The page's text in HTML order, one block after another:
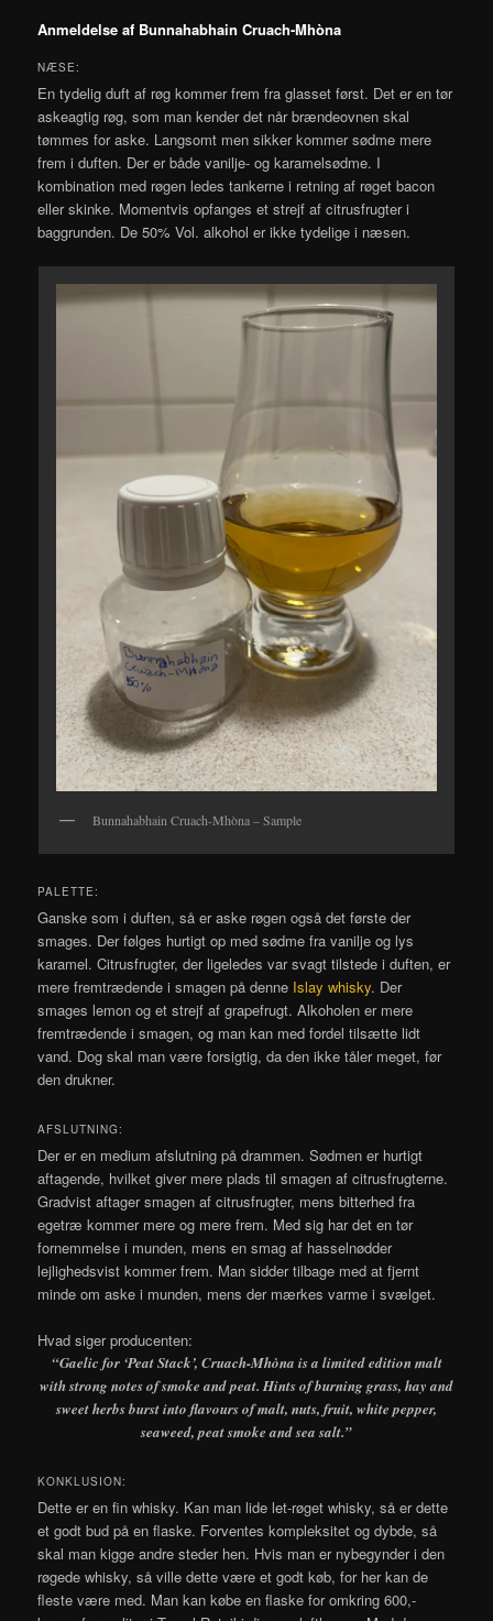
Anmeldelse af Bunnahabhain Cruach-Mhòna
NÆSE:
En tydelig duft af røg kommer frem fra glasset først. Det er en tør
askeagtig røg, som man kender det når brændeovnen skal
tømmes for aske. Langsomt men sikker kommer sødme mere
frem i duften. Der er både vanilje- og karamelsødme. I
kombination med røgen ledes tankerne i retning af røget bacon
eller skinke. Momentvis opfanges et strejf af citrusfrugter i
baggrunden. De 50% Vol. alkohol er ikke tydelige i næsen.
Bunnahabhain Cruach-Mhòna – Sample
PALETTE:
Ganske som i duften, så er aske røgen også det første der
smages. Der følges hurtigt op med sødme fra vanilje og lys
karamel. Citrusfrugter, der ligeledes var svagt tilstede i duften, er
mere fremtrædende i smagen på denne Islay whisky. Der
smages lemon og et strejf af grapefrugt. Alkoholen er mere
fremtrædende i smagen, og man kan med fordel tilsætte lidt
vand. Dog skal man være forsigtig, da den ikke tåler meget, før
den drukner.
AFSLUTNING:
Der er en medium afslutning på drammen. Sødmen er hurtigt
aftagende, hvilket giver mere plads til smagen af citrusfrugterne.
Gradvist aftager smagen af citrusfrugter, mens bitterhed fra
egetræ kommer mere og mere frem. Med sig har det en tør
fornemmelse i munden, mens en smag af hasselnødder
lejlighedsvist kommer frem. Man sidder tilbage med at fjernt
minde om aske i munden, mens der mærkes varme i svælget.
Hvad siger producenten:
“Gaelic for ‘Peat Stack’, Cruach-Mhòna is a limited edition malt
with strong notes of smoke and peat. Hints of burning grass, hay and
sweet herbs burst into flavours of malt, nuts, fruit, white pepper,
seaweed, peat smoke and sea salt.”
KONKLUSION:
Dette er en fin whisky. Kan man lide let-røget whisky, så er dette
et godt bud på en flaske. Forventes kompleksitet og dybde, så
skal man kigge andre steder hen. Hvis man er nybegynder i den
røgede whisky, så ville dette være et godt køb, for her kan de
fleste være med. Man kan købe en flaske for omkring 600,-